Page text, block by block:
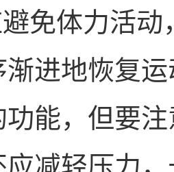
免体力活
进地恢复
能，但要
减轻压力